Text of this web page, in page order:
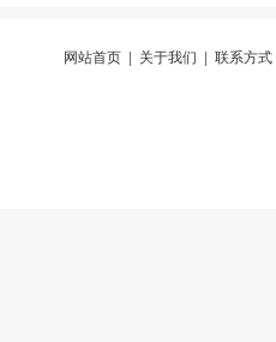
网站首页| 关于我们 | 联系方式